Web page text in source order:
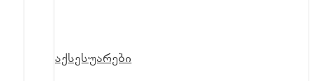
აქსესუარები